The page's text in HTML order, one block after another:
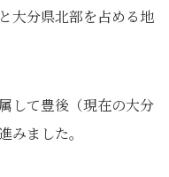
大分県北部を占める地
して豊後（現在の大分
みました。